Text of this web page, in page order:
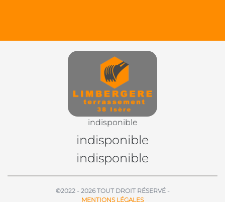
indisponible
indisponible
indisponible
©2022 - 2026 TOUT DROIT RÉSERVÉ -
MENTIONS LÉGALES